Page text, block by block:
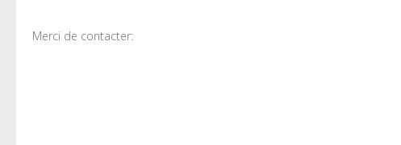
Merci de contacter: